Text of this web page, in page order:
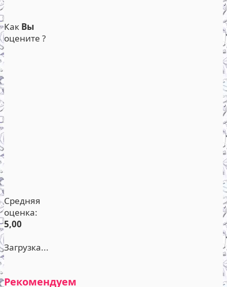
Как Вы
оцените ?
Средняя
оценка:
5,00
Загрузка...
Рекомендуем